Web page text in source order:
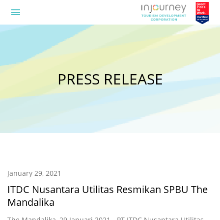
menu
PRESS RELEASE
January 29, 2021
ITDC Nusantara Utilitas Resmikan SPBU The
Mandalika